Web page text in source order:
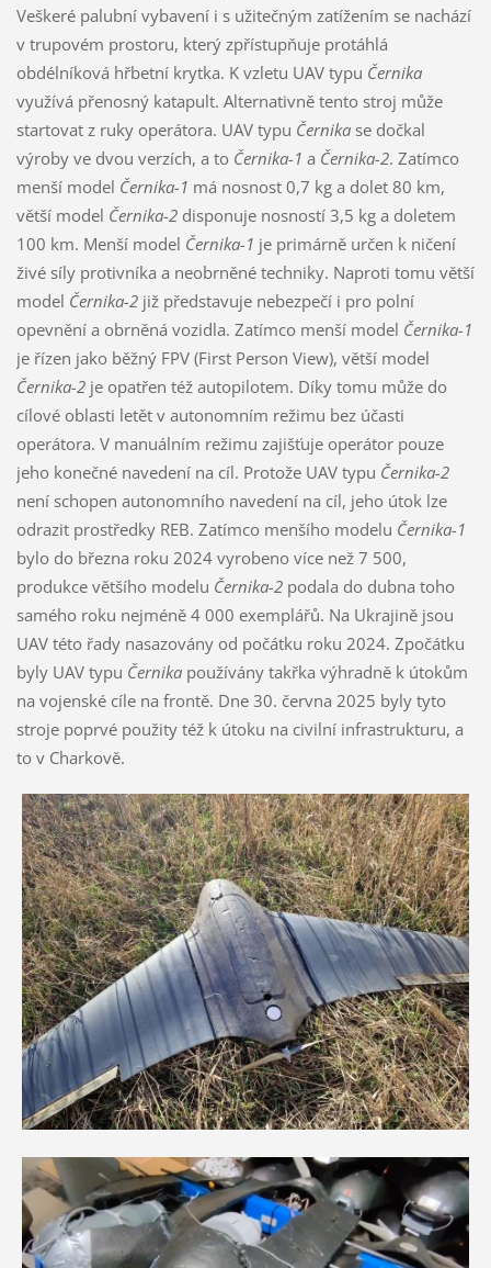
Veškeré palubní vybavení i s užitečným zatížením se nachází
v trupovém prostoru, který zpřístupňuje protáhlá
obdélníková hřbetní krytka. K vzletu UAV typu Černika
využívá přenosný katapult. Alternativně tento stroj může
startovat z ruky operátora. UAV typu Černikase dočkal
výroby ve dvou verzích, a to Černika-1 a Černika-2. Zatímco
menší model Černika-1 má nosnost 0,7 kg a dolet 80 km,
větší model Černika-2disponuje nosností 3,5 kg a doletem
100 km. Menší model Černika-1 je primárně určen k ničení
živé síly protivníka a neobrněné techniky. Naproti tomu větší
model Černika-2již představuje nebezpečí i pro polní
opevnění a obrněná vozidla. Zatímco menší model Černika-1
je řízen jako běžný FPV (First Person View), větší model
Černika-2je opatřen též autopilotem. Díky tomu může do
cílové oblasti letět v autonomním režimu bez účasti
operátora. V manuálním režimu zajišťuje operátor pouze
jeho konečné navedení na cíl. Protože UAV typu Černika-2
není schopen autonomního navedení na cíl, jeho útok lze
odrazit prostředky REB. Zatímco menšího modelu Černika-1
bylo do března roku 2024 vyrobeno více než 7 500,
produkce většího modelu Černika-2podala do dubna toho
samého roku nejméně 4 000 exemplářů. Na Ukrajině jsou
UAV této řady nasazovány od počátku roku 2024. Zpočátku
byly UAV typu Černikapoužívány takřka výhradně k útokům
na vojenské cíle na frontě. Dne 30. června 2025 byly tyto
stroje poprvé použity též k útoku na civilní infrastrukturu, a
to v Charkově.